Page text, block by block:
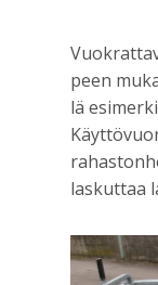
peen
lä
las­kut­taa